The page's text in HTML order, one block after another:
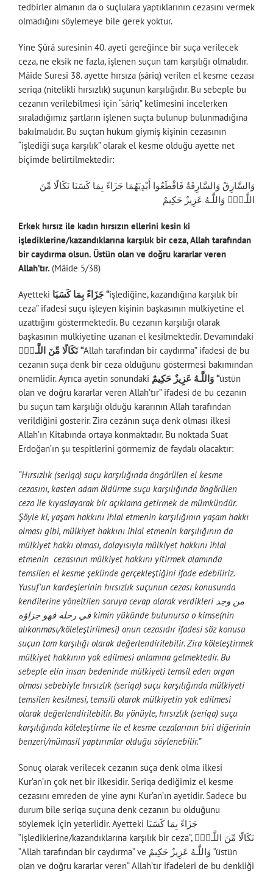
tedbirler almanın da o suçlulara yaptıklarının cezasını vermek
olmadığını söylemeye bile gerek yoktur.
Yine Şûrâ suresinin 40. ayeti gereğince bir suça verilecek
ceza, ne eksik ne fazla, işlenen suçun tam karşılığı olmalıdır.
Mâide Suresi 38. ayette hırsıza (sâriq) verilen el kesme cezası
seriqa (nitelikli hırsızlık) suçunun karşılığıdır. Bu sebeple bu
cezanın verilebilmesi için “sâriq” kelimesini incelerken
sıraladığımız şartların işlenen suçta bulunup bulunmadığına
bakılmalıdır. Bu suçtan hüküm giymiş kişinin cezasının
“işlediği suça karşılık” olarak el kesme olduğu ayette net
biçimde belirtilmektedir:
وَالسَّارِقُ وَالسَّارِقَةُ فَاقْطَعُوا أَيْدِيَهُمَا جَزَاءً بِمَا كَسَبَا نَكَالًا مِّنَ
اللَّـهِۗ وَاللَّـهُ عَزِيزٌ حَكِيمٌ
Erkek hırsız ile kadın hırsızın ellerini kesin ki
işlediklerine/kazandıklarına karşılık bir ceza, Allah tarafından
bir caydırma olsun. Üstün olan ve doğru kararlar veren
Allah’tır. (Mâide 5/38)
Ayetteki جَزَاءً بِمَا كَسَبَا “işlediğine, kazandığına karşılık bir
ceza” ifadesi suçu işleyen kişinin başkasının mülkiyetine el
uzattığını göstermektedir. Bu cezanın karşılığı olarak
başkasının mülkiyetine uzanan el kesilmektedir. Devamındaki
نَكَالًا مِّنَ اللَّـهِۗ “Allah tarafından bir caydırma” ifadesi de bu
cezanın suça denk bir ceza olduğunu göstermesi bakımından
önemlidir. Ayrıca ayetin sonundaki
وَاللَّـهُ عَزِيزٌ حَكِيمٌ “üstün
olan ve doğru kararlar veren Allah’tır” ifadesi de bu cezanın
bu suçun tam karşılığı olduğu kararının Allah tarafından
verildiğini gösterir. Zira cezânın suça denk olması ilkesi
Allah’ın Kitabında ortaya konmaktadır. Bu noktada Suat
Erdoğan’ın şu tespitlerini görmemiz de faydalı olacaktır:
“Hırsızlık (seriqa) suçu karşılığında öngörülen el kesme
cezasını, kasten adam öldürme suçu karşılığında öngörülen
ceza ile kıyaslayarak bir açıklama getirmek de mümkündür.
Şöyle ki, yaşam hakkını ihlal etmenin karşılığının yaşam hakkı
olması gibi, mülkiyet hakkını ihlal etmenin karşılığının da
mülkiyet hakkı olması, dolayısıyla mülkiyet hakkını ihlal
etmenin cezasının mülkiyet hakkını yitirmek alamında
temsilen el kesme şeklinde gerçekleştiğini ifade edebiliriz.
Yusuf’un kardeşlerinin hırsızlık suçunun cezası konusunda
kendilerine yöneltilen soruya cevap olarak verdikleri من وجد
في رحله فهو جزاؤه kimin yükünde bulunursa o kimse(nin
alıkonması/köleleştirilmesi) onun cezasıdır ifadesi söz konusu
suçun tam karşılığı olarak değerlendirilebilir. Zira köleleştirmek
mülkiyet hakkının yok edilmesi anlamına gelmektedir. Bu
sebeple elin insan bedeninde mülkiyeti temsil eden organ
olması sebebiyle hırsızlık (seriqa) suçu karşılığında mülkiyeti
temsilen kesilmesi, temsili olarak mülkiyetin yok edilmesi
olarak değerlendirilebilir. Bu yönüyle, hırsızlık (seriqa) suçu
karşılığında köleleştirme ile el kesme cezalarının biri diğerinin
benzeri/mümasil yaptırımlar olduğu söylenebilir.”
Sonuç olarak verilecek cezanın suça denk olma ilkesi
Kur’an’ın çok net bir ilkesidir. Seriqa dediğimiz el kesme
cezasını emreden de yine aynı Kur’an’ın ayetidir. Sadece bu
durum bile seriqa suçuna denk cezanın bu olduğunu
söylemek için yeterlidir. Ayetteki جَزَاءً بِمَا كَسَبَا
“işlediklerine/kazandıklarına karşılık bir ceza”, نَكَالًا مِّنَ اللَّـهِۗ
“Allah tarafından bir caydırma” ve وَاللَّـهُ عَزِيزٌ حَكِيمٌ “üstün
olan ve doğru kararlar veren” Allah’tır ifadeleri de bu denkliği